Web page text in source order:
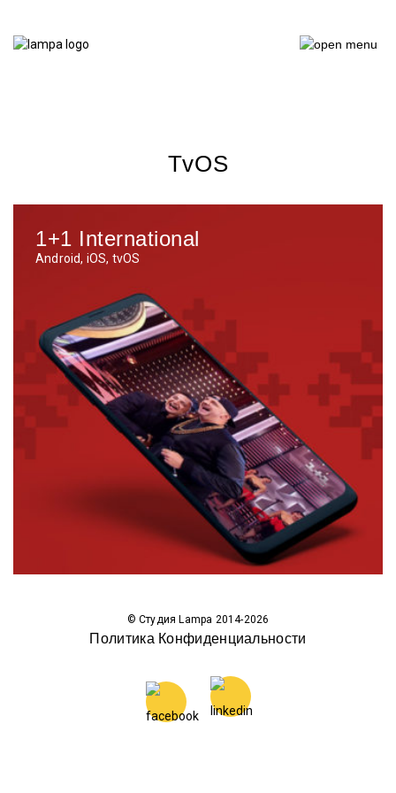
tvOS
1+1 International
Android, iOS, tvOS
© Студия Lampa 2014-2026
Политика Конфиденциальности